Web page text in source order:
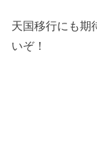
天国移行にも期
いぞ！